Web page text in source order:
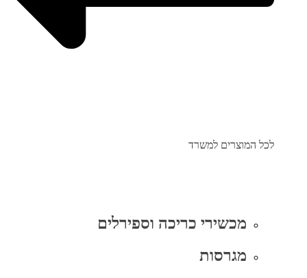
לכל המוצרים למשרד
מכשירי כריכה וספירלים
מגרסות